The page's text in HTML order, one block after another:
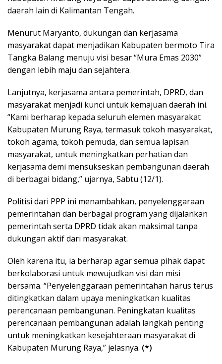
daerah lain di Kalimantan Tengah.
Menurut Maryanto, dukungan dan kerjasama
masyarakat dapat menjadikan Kabupaten bermoto Tira
Tangka Balang menuju visi besar “Mura Emas 2030”
dengan lebih maju dan sejahtera.
Lanjutnya, kerjasama antara pemerintah, DPRD, dan
masyarakat menjadi kunci untuk kemajuan daerah ini.
“Kami berharap kepada seluruh elemen masyarakat
Kabupaten Murung Raya, termasuk tokoh masyarakat,
tokoh agama, tokoh pemuda, dan semua lapisan
masyarakat, untuk meningkatkan perhatian dan
kerjasama demi mensukseskan pembangunan daerah
di berbagai bidang,” ujarnya, Sabtu (12/1).
Politisi dari PPP ini menambahkan, penyelenggaraan
pemerintahan dan berbagai program yang dijalankan
pemerintah serta DPRD tidak akan maksimal tanpa
dukungan aktif dari masyarakat.
Oleh karena itu, ia berharap agar semua pihak dapat
berkolaborasi untuk mewujudkan visi dan misi
bersama. “Penyelenggaraan pemerintahan harus terus
ditingkatkan dalam upaya meningkatkan kualitas
perencanaan pembangunan. Peningkatan kualitas
perencanaan pembangunan adalah langkah penting
untuk meningkatkan kesejahteraan masyarakat di
Kabupaten Murung Raya,” jelasnya. (*)